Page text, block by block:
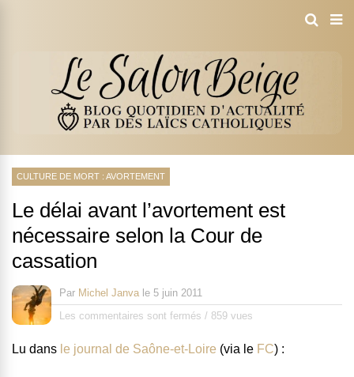
CULTURE DE MORT : AVORTEMENT
Le délai avant l’avortement est
nécessaire selon la Cour de
cassation
Par Michel Janva le 5 juin 2011
Les commentaires sont fermés / 859 vues
Lu dans le journal de Saône-et-Loire (via le FC) :